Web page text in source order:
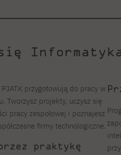
Informatyka
przygotowują do pracy w
Tworzysz projekty, uczysz się
pracy zespołowej i poznajesz
firmy technologiczne.
praktykę